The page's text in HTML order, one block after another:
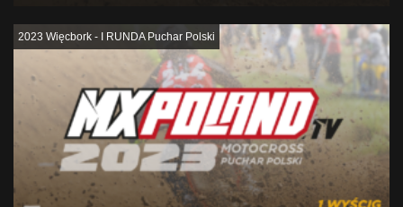
2023 Więcbork - I RUNDA Puchar Polski